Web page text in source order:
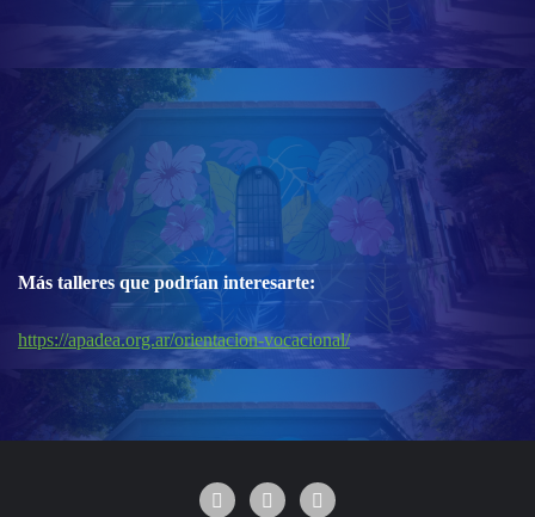
Más talleres que podrían interesarte:
https://apadea.org.ar/orientacion-vocacional/